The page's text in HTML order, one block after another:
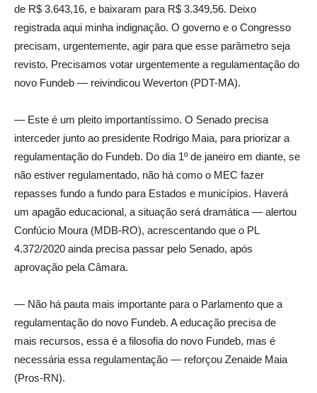
de R$ 3.643,16, e baixaram para R$ 3.349,56. Deixo
registrada aqui minha indignação. O governo e o Congresso
precisam, urgentemente, agir para que esse parâmetro seja
revisto. Precisamos votar urgentemente a regulamentação do
novo Fundeb — reivindicou Weverton (PDT-MA).
— Este é um pleito importantíssimo. O Senado precisa
interceder junto ao presidente Rodrigo Maia, para priorizar a
regulamentação do Fundeb. Do dia 1º de janeiro em diante, se
não estiver regulamentado, não há como o MEC fazer
repasses fundo a fundo para Estados e municípios. Haverá
um apagão educacional, a situação será dramática — alertou
Confúcio Moura (MDB-RO), acrescentando que o PL
4.372/2020 ainda precisa passar pelo Senado, após
aprovação pela Câmara.
— Não há pauta mais importante para o Parlamento que a
regulamentação do novo Fundeb. A educação precisa de
mais recursos, essa é a filosofia do novo Fundeb, mas é
necessária essa regulamentação — reforçou Zenaide Maia
(Pros-RN).